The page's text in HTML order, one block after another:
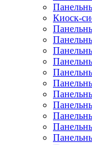
Киоск-